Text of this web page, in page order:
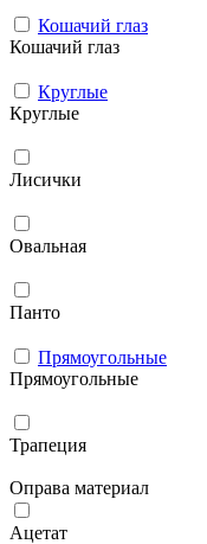
Кошачий глаз
Кошачий глаз
Круглые
Круглые
Лисички
Овальная
Панто
Прямоугольные
Прямоугольные
Трапеция
Оправа материал
Ацетат